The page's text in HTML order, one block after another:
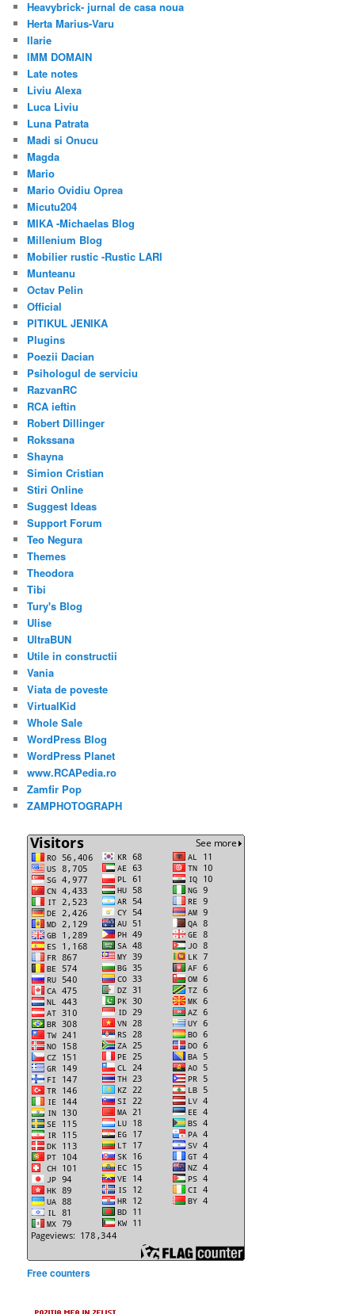
Heavybrick- jurnal de casa noua
Herta Marius-Varu
Ilarie
IMM DOMAIN
Late notes
Liviu Alexa
Luca Liviu
Luna Patrata
Madi si Onucu
Magda
Mario
Mario Ovidiu Oprea
Micutu204
MIKA -Michaelas Blog
Millenium Blog
Mobilier rustic -Rustic LARI
Munteanu
Octav Pelin
Official
PITIKUL JENIKA
Plugins
Poezii Dacian
Psihologul de serviciu
RazvanRC
RCA ieftin
Robert Dillinger
Rokssana
Shayna
Simion Cristian
Stiri Online
Suggest Ideas
Support Forum
Teo Negura
Themes
Theodora
Tibi
Tury's Blog
Ulise
UltraBUN
Utile in constructii
Vania
Viata de poveste
VirtualKid
Whole Sale
WordPress Blog
WordPress Planet
www.RCAPedia.ro
Zamfir Pop
ZAMPHOTOGRAPH
Free counters